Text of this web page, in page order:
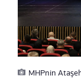
MHPnin